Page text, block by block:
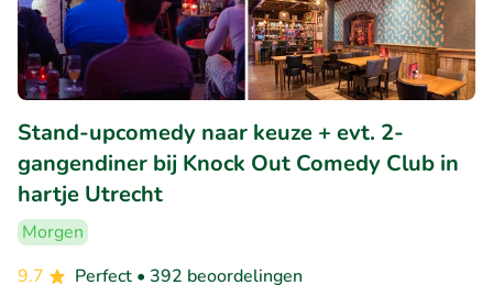
Stand-upcomedy naar keuze + evt. 2-
gangendiner bij Knock Out Comedy Club in
hartje Utrecht
Morgen
9.7
Perfect • 392 beoordelingen